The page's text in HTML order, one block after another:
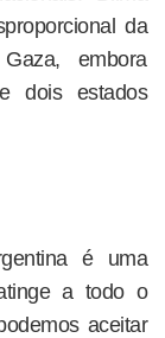
da
embora
dois estados
é uma
a todo o
aceitar